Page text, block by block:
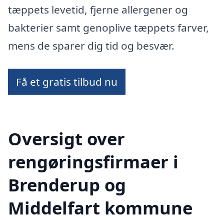
tæppets levetid, fjerne allergener og
bakterier samt genoplive tæppets farver,
mens de sparer dig tid og besvær.
Få et gratis tilbud nu
Oversigt over
rengøringsfirmaer i
Brenderup og
Middelfart kommune